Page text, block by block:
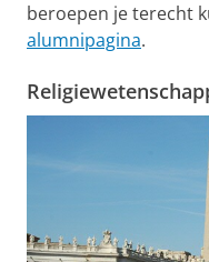
beroepen je terecht
alumnipagina.